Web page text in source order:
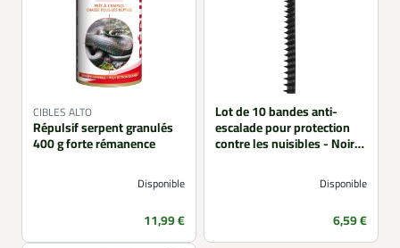
CIBLES ALTO
Répulsif serpent granulés
400 g forte rémanence
Disponible
Prix
11,99 €
Lot de 10 bandes anti-
escalade pour protection
contre les nuisibles - Noir
Disponible
Prix
6,59 €